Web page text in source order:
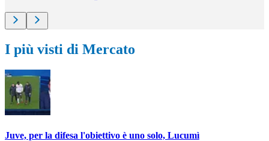
I più visti di Mercato
Juve, per la difesa l'obiettivo è uno solo, Lucumì